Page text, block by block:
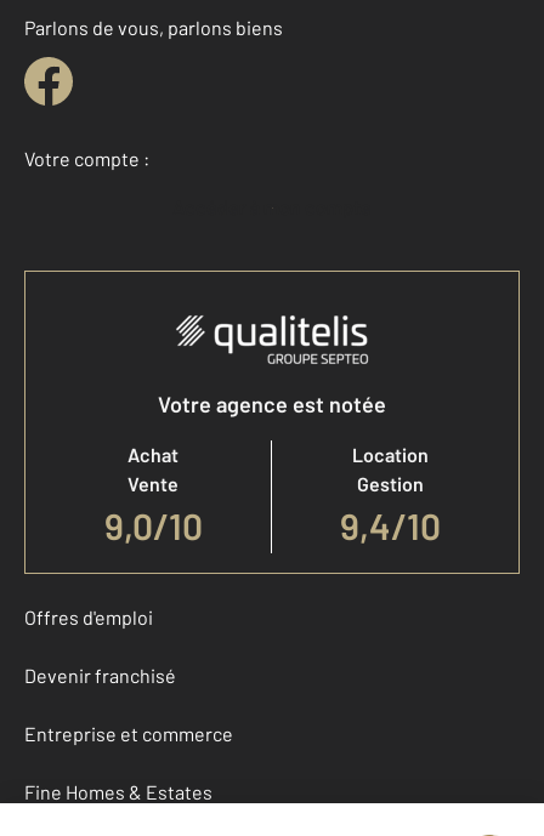
Parlons de vous, parlons biens
Votre compte :
Accéder à mon compte
Votre agence est notée
Achat
Vente
9,0/10
Location
Gestion
9,4/10
Offres d'emploi
Devenir franchisé
Entreprise et commerce
Fine Homes & Estates